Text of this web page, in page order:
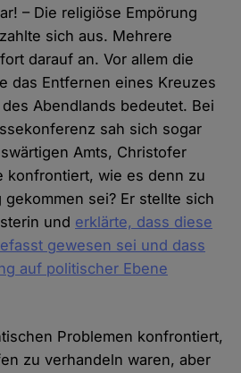
– Die religiöse Empörung
sich aus. Mehrere
darauf an. Vor allem die
das Entfernen eines Kreuzes
Abendlands bedeutet. Bei
sah sich sogar
Amts, Christofer
konfrontiert, wie es denn zu
sei? Er stellte sich
und erklärte, dass diese
gewesen sei und dass
auf politischer Ebene
Problemen konfrontiert,
zu verhandeln waren, aber